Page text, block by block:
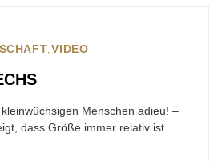
VIDEO
Menschen adieu! –
dass Größe immer relativ ist.